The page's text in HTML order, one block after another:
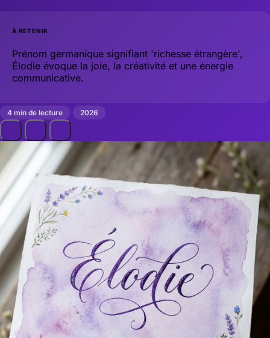
À RETENIR
Prénom germanique signifiant 'richesse étrangère',
Élodie évoque la joie, la créativité et une énergie
communicative.
4 min de lecture 2026